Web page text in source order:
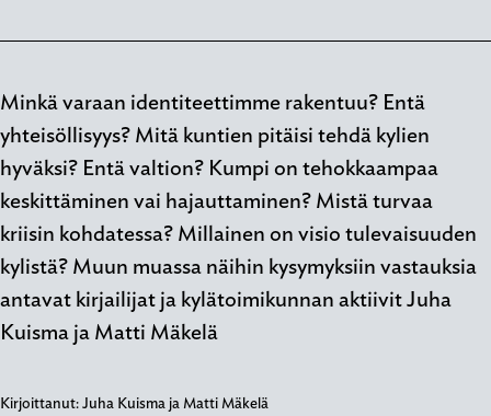
Minkä varaan identiteettimme rakentuu? Entä
yhteisöllisyys? Mitä kuntien pitäisi tehdä kylien
hyväksi? Entä valtion? Kumpi on tehokkaampaa
keskittäminen vai hajauttaminen? Mistä turvaa
kriisin kohdatessa? Millainen on visio tulevaisuuden
kylistä? Muun muassa näihin kysymyksiin vastauksia
antavat kirjailijat ja kylätoimikunnan aktiivit Juha
Kuisma ja Matti Mäkelä
Kirjoittanut:Juha Kuisma ja Matti Mäkelä